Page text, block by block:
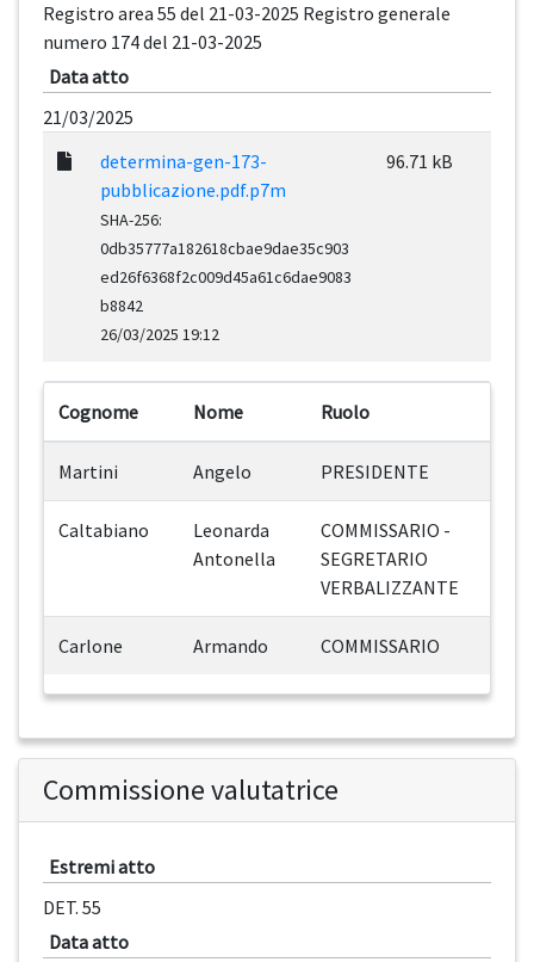
Registro area 55 del 21-03-2025 Registro generale
numero 174 del 21-03-2025
Data atto
21/03/2025
determina-gen-173-
pubblicazione.pdf.p7m
SHA-256:
0db35777a182618cbae9dae35c903
ed26f6368f2c009d45a61c6dae9083
b8842
26/03/2025 19:12
96.71 kB
Cognome Nome Ruolo
Martini Angelo PRESIDENTE
Caltabiano
Leonarda
Antonella
COMMISSARIO -
SEGRETARIO
VERBALIZZANTE
Carlone Armando COMMISSARIO
Commissione valutatrice
Estremi atto
DET. 55
Data atto